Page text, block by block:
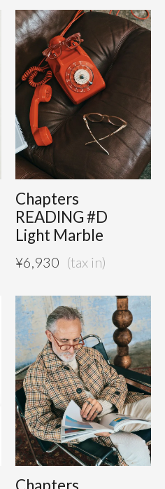
Chapters
READING #D
Light Marble
¥6,930
Chapters